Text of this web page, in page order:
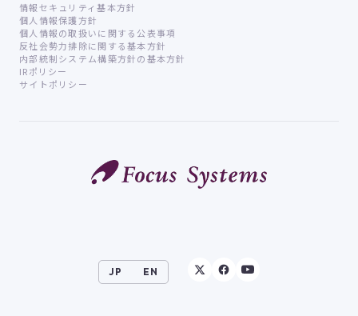
JP EN
情報セキュリティ基本方針
個人情報保護方針
個人情報の取扱いに関する公表事項
反社会勢力排除に関する基本方針
内部統制システム構築方針の基本方針
IRポリシー
サイトポリシー